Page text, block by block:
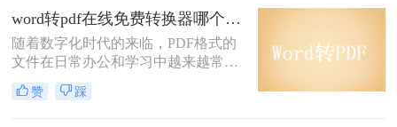
的格式。因此，将Word文件转换为
PDF格式成为了许多人的需求。那么
电脑上word转pdf怎么转换免费呢？本
文将详细介绍四种免费转换Word到
PDF的方法，帮助您轻松完成格式转
换。
word转pdf在线免费转换器哪个好用？这三个工具值得一试！
随着数字化时代的来临，PDF格式的
文件在日常办公和学习中越来越常
见。相比于Word文件，PDF文件具有
更好的稳定性和兼容性，能够确保文
赞 踩